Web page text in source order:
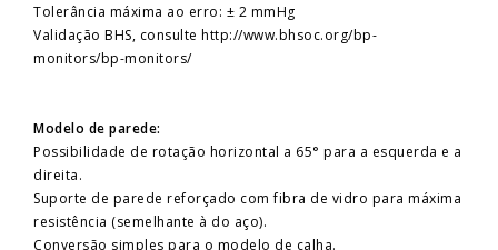
Tolerância máxima ao erro: ± 2 mmHg
Validação BHS, consulte http://www.bhsoc.org/bp-
monitors/bp-monitors/
Modelo de parede:
Possibilidade de rotação horizontal a 65° para a esquerda e a
direita.
Suporte de parede reforçado com fibra de vidro para máxima
resistência (semelhante à do aço).
Conversão simples para o modelo de calha.